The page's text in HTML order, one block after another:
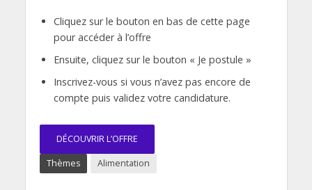
Cliquez sur le bouton en bas de cette page
pour accéder à l’offre
Ensuite, cliquez sur le bouton « Je postule »
Inscrivez-vous si vous n’avez pas encore de
compte puis validez votre candidature.
DÉCOUVRIR L’OFFRE
Thèmes Alimentation